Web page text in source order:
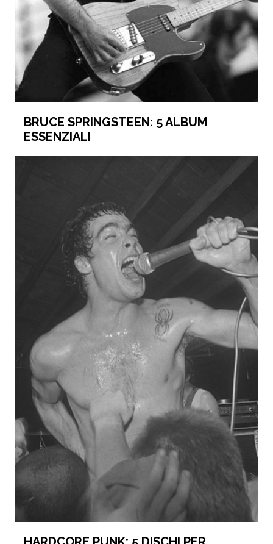
BRUCE SPRINGSTEEN: 5 ALBUM
ESSENZIALI